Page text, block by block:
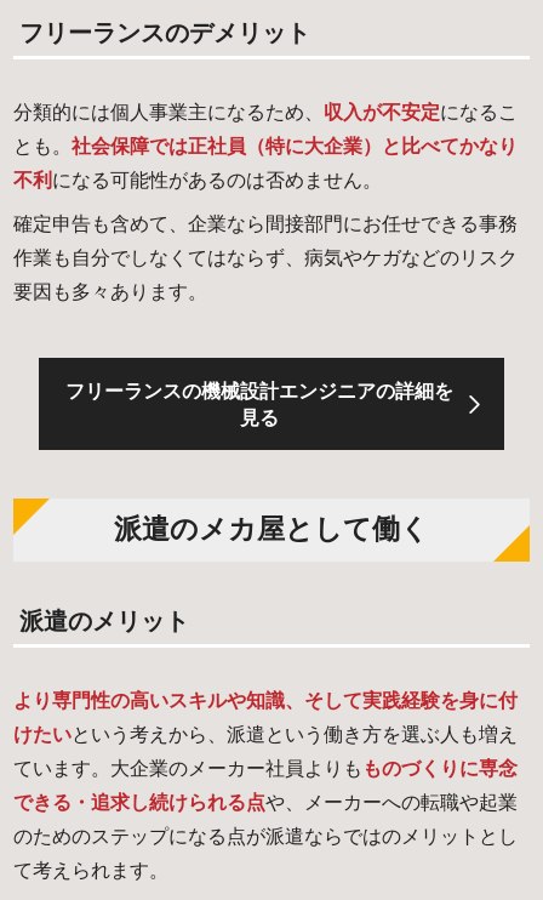
フリーランスのデメリット
分類的には個人事業主になるため、 収入が不安定になるこ
とも。社会保障では正社員（特に大企業）と比べてかなり
不利 になる可能性があるのは否めません。
確定申告も含めて、企業なら間接部門にお任せできる事務
作業も自分でしなくてはならず、病気やケガなどのリスク
要因も多々あります。
フリーランスの機械設計エンジニアの詳細を
見る
派遣のメカ屋として働く
派遣のメリット
より専門性の高いスキルや知識、そして実践経験を身に付
けたいという考えから、派遣という働き方を選ぶ人も増え
ています。大企業のメーカー社員よりも ものづくりに専念
できる・追求し続けられる点や、メーカーへの転職や起業
のためのステップになる点が派遣ならではのメリットとし
て考えられます。